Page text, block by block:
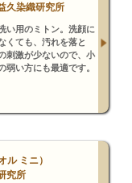
染織研究所
い用のミトン。洗顔に
くても、汚れを落と
刺激が少ないので、小
弱い方にも最適です。
ル ミニ）
究所